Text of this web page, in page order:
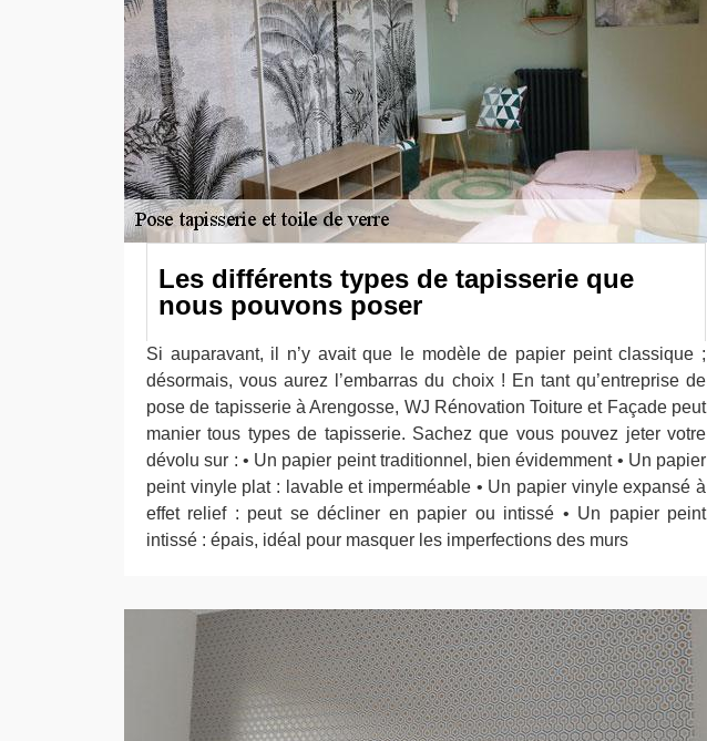
Les différents types de tapisserie que
nous pouvons poser
Si auparavant, il n’y avait que le modèle de papier peint classique ;
désormais, vous aurez l’embarras du choix ! En tant qu’entreprise de
pose de tapisserie à Arengosse, WJ Rénovation Toiture et Façade peut
manier tous types de tapisserie. Sachez que vous pouvez jeter votre
dévolu sur : • Un papier peint traditionnel, bien évidemment • Un papier
peint vinyle plat : lavable et imperméable • Un papier vinyle expansé à
effet relief : peut se décliner en papier ou intissé • Un papier peint
intissé : épais, idéal pour masquer les imperfections des murs